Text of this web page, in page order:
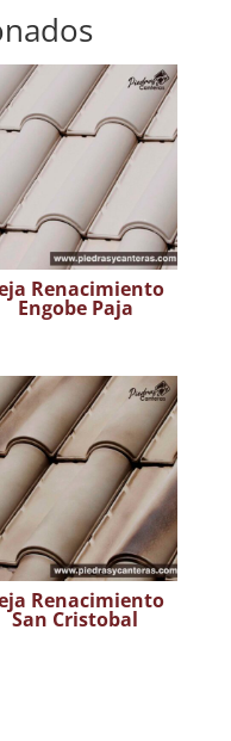
Renacimiento
Engobe Paja
Renacimiento
San Cristobal